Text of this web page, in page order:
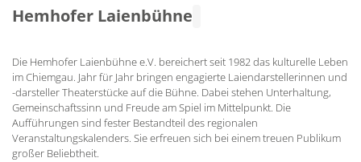
Hemhofer Laienbühne
Die Hemhofer Laienbühne e.V. bereichert seit 1982 das kulturelle Leben
im Chiemgau. Jahr für Jahr bringen engagierte Laiendarstellerinnen und
-darsteller Theaterstücke auf die Bühne. Dabei stehen Unterhaltung,
Gemeinschaftssinn und Freude am Spiel im Mittelpunkt. Die
Aufführungen sind fester Bestandteil des regionalen
Veranstaltungskalenders. Sie erfreuen sich bei einem treuen Publikum
großer Beliebtheit.